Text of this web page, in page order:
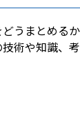
うまとめる
術や知識、